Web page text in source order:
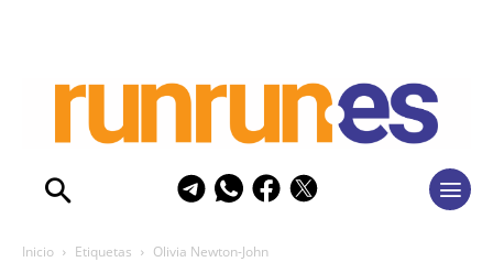
Inicio Etiquetas Olivia Newton-John